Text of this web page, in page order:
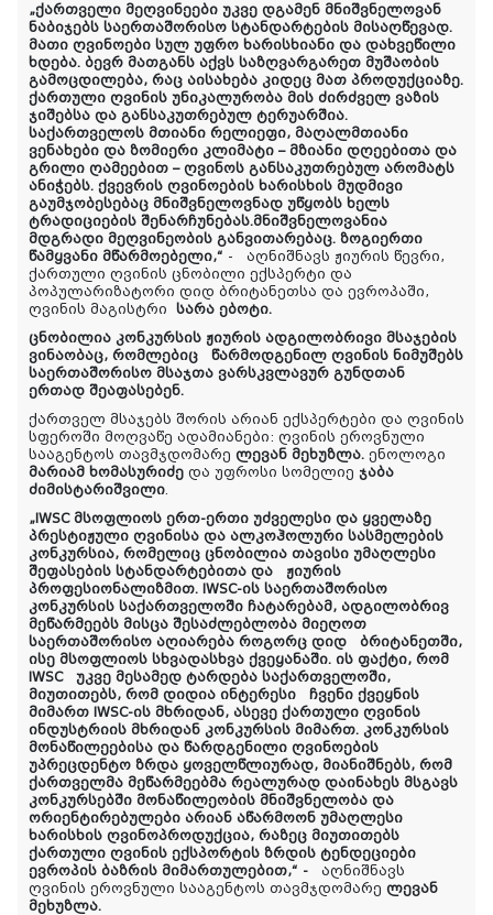
„ქართველი მეღვინეები უკვე დგამენ მნიშვნელოვან
ნაბიჯებს საერთაშორისო სტანდარტების მისაღწევად.
მათი ღვინოები სულ უფრო ხარისხიანი და დახვეწილი
ხდება. ბევრ მათგანს აქვს საზღვარგარეთ მუშაობის
გამოცდილება, რაც აისახება კიდეც მათ პროდუქციაზე.
ქართული ღვინის უნიკალურობა მის ძირძველ ვაზის
ჯიშებსა და განსაკუთრებულ ტერუარშია.
საქართველოს მთიანი რელიეფი, მაღალმთიანი
ვენახები და ზომიერი კლიმატი – მზიანი დღეებითა და
გრილი ღამეებით – ღვინოს განსაკუთრებულ არომატს
ანიჭებს. ქვევრის ღვინოების ხარისხის მუდმივი
გაუმჯობესებაც მნიშვნელოვნად უწყობს ხელს
ტრადიციების შენარჩუნებას.მნიშვნელოვანია
მდგრადი მეღვინეობის განვითარებაც. ზოგიერთი
წამყვანი მწარმოებელი,“ - აღნიშნავს ჟიურის წევრი,
ქართული ღვინის ცნობილი ექსპერტი და
პოპულარიზატორი დიდ ბრიტანეთსა და ევროპაში,
ღვინის მაგისტრი სარა ებოტი.
ცნობილია კონკურსის ჟიურის ადგილობრივი მსაჯების
ვინაობაც, რომლებიც წარმოდგენილ ღვინის ნიმუშებს
საერთაშორისო მსაჯთა ვარსკვლავურ გუნდთან
ერთად შეაფასებენ.
ქართველ მსაჯებს შორის არიან ექსპერტები და ღვინის
სფეროში მოღვაწე ადამიანები: ღვინის ეროვნული
სააგენტოს თავმჯდომარე ლევან მეხუზლა. ენოლოგი
მარიამ ხომასურიძე და უფროსი სომელიე ჯაბა
ძიმისტარიშვილი
„IWSC მსოფლიოს ერთ-ერთი უძველესი და ყველაზე
პრესტიჟული ღვინისა და ალკოჰოლური სასმელების
კონკურსია, რომელიც ცნობილია თავისი უმაღლესი
შეფასების სტანდარტებითა და ჟიურის
პროფესიონალიზმით. IWSC-ის საერთაშორისო
კონკურსის საქართველოში ჩატარებამ, ადგილობრივ
მეწარმეებს მისცა შესაძლებლობა მიეღოთ
საერთაშორისო აღიარება როგორც დიდ ბრიტანეთში,
ისე მსოფლიოს სხვადასხვა ქვეყანაში. ის ფაქტი, რომ
IWSC უკვე მესამედ ტარდება საქართველოში,
მიუთითებს, რომ დიდია ინტერესი ჩვენი ქვეყნის
მიმართ IWSC-ის მხრიდან, ასევე ქართული ღვინის
ინდუსტრიის მხრიდან კონკურსის მიმართ. კონკურსის
მონაწილეებისა და წარდგენილი ღვინოების
უპრეცდენტო ზრდა ყოველწლიურად, მიანიშნებს, რომ
ქართველმა მეწარმეებმა რეალურად დაინახეს მსგავს
კონკურსებში მონაწილეობის მნიშვნელობა და
ორიენტირებულები არიან აწარმოონ უმაღლესი
ხარისხის ღვინოპროდუქცია, რაზეც მიუთითებს
ქართული ღვინის ექსპორტის ზრდის ტენდეციები
ევროპის ბაზრის მიმართულებით,“ -
აღნიშნავს
ღვინის ეროვნული სააგენტოს თავმჯდომარე ლევან
მეხუზლა.